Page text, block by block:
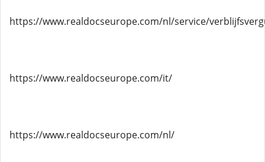
https://www.realdocseurope.com/nl/service/
https://www.realdocseurope.com/it/
https://www.realdocseurope.com/nl/